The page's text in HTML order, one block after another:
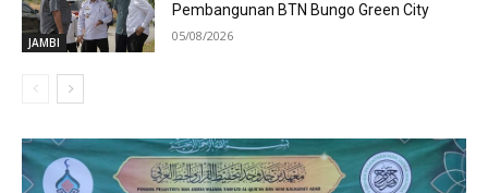
JAMBI
Pembangunan BTN Bungo Green City
05/08/2026